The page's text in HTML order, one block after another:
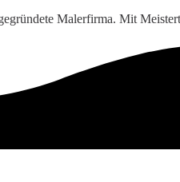
Malerfirma. Mit